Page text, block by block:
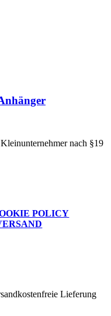
nach §19
POLICY
Lieferung